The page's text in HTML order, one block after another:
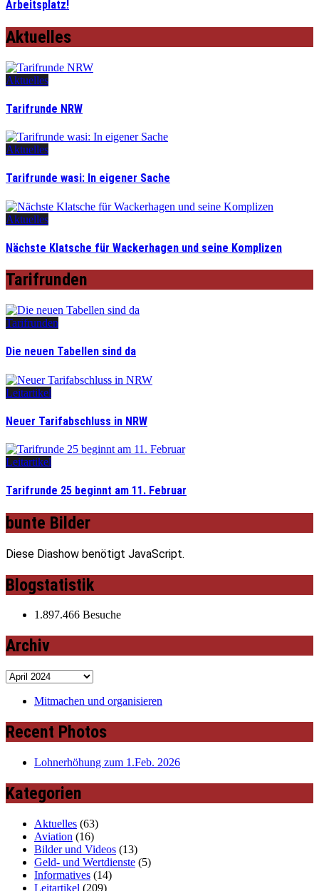
Arbeitsplatz!
Aktuelles
Aktuelles
Tarifrunde NRW
Aktuelles
Tarifrunde wasi: In eigener Sache
Aktuelles
Nächste Klatsche für Wackerhagen und seine Komplizen
Tarifrunden
Tarifrunden
Die neuen Tabellen sind da
Leitartikel
Neuer Tarifabschluss in NRW
Leitartikel
Tarifrunde 25 beginnt am 11. Februar
bunte Bilder
Diese Diashow benötigt JavaScript.
Blogstatistik
1.897.466 Besuche
Archiv
Archiv
Mitmachen und organisieren
Recent Photos
Lohnerhöhung zum 1.Feb. 2026
Kategorien
Aktuelles (63)
Aviation (16)
Bilder und Videos (13)
Geld- und Wertdienste (5)
Informatives (14)
Leitartikel (209)